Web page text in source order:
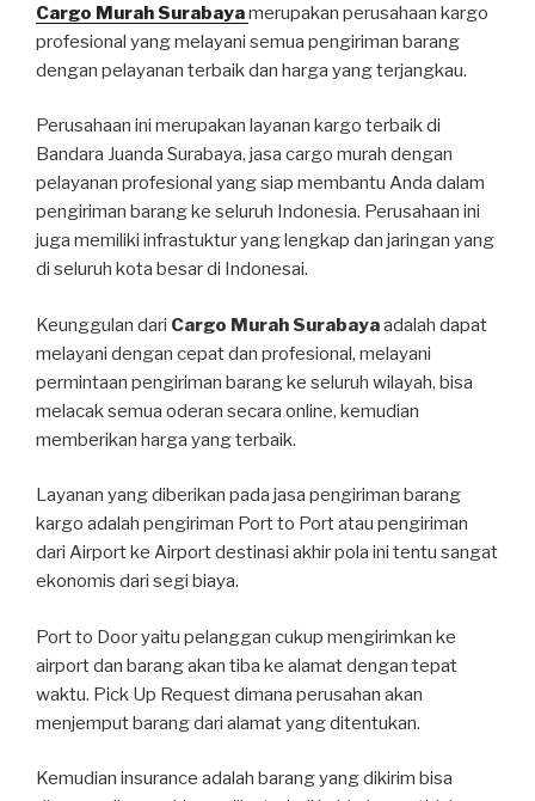
Cargo Murah Surabayamerupakan perusahaan kargo
profesional yang melayani semua pengiriman barang
dengan pelayanan terbaik dan harga yang terjangkau.
Perusahaan ini merupakan layanan kargo terbaik di
Bandara Juanda Surabaya, jasa cargo murah dengan
pelayanan profesional yang siap membantu Anda dalam
pengiriman barang ke seluruh Indonesia. Perusahaan ini
juga memiliki infrastuktur yang lengkap dan jaringan yang
di seluruh kota besar di Indonesai.
Keunggulan dari Cargo Murah Surabayaadalah dapat
melayani dengan cepat dan profesional, melayani
permintaan pengiriman barang ke seluruh wilayah, bisa
melacak semua oderan secara online, kemudian
memberikan harga yang terbaik.
Layanan yang diberikan pada jasa pengiriman barang
kargo adalah pengiriman Port to Port atau pengiriman
dari Airport ke Airport destinasi akhir pola ini tentu sangat
ekonomis dari segi biaya.
Port to Door yaitu pelanggan cukup mengirimkan ke
airport dan barang akan tiba ke alamat dengan tepat
waktu. Pick Up Request dimana perusahan akan
menjemput barang dari alamat yang ditentukan.
Kemudian insurance adalah barang yang dikirim bisa